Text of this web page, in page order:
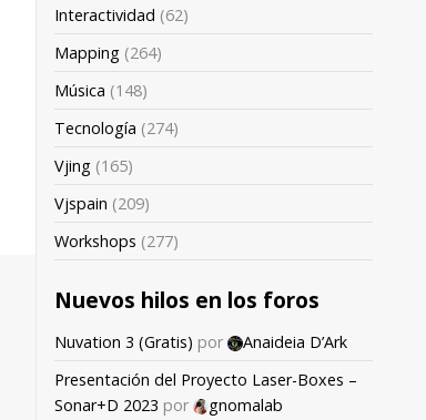
Interactividad (62)
Mapping (264)
Música (148)
Tecnología (274)
Vjing (165)
Vjspain (209)
Workshops (277)
Nuevos hilos en los foros
Nuvation 3 (Gratis) por
Anaideia D’Ark
Presentación del Proyecto Laser-Boxes –
Sonar+D 2023 por
gnomalab